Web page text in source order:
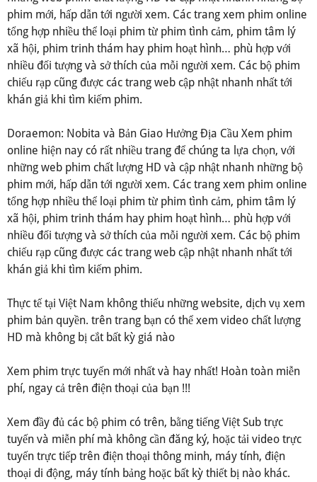
phim mới, hấp dẫn tới người xem. Các trang xem phim online
tổng hợp nhiều thể loại phim từ phim tình cảm, phim tâm lý
xã hội, phim trinh thám hay phim hoạt hình… phù hợp với
nhiều đối tượng và sở thích của mỗi người xem. Các bộ phim
chiếu rạp cũng được các trang web cập nhật nhanh nhất tới
khán giả khi tìm kiếm phim.
Doraemon: Nobita và Bản Giao Hưởng Địa Cầu Xem phim
online hiện nay có rất nhiều trang để chúng ta lựa chọn, với
những web phim chất lượng HD và cập nhật nhanh những bộ
phim mới, hấp dẫn tới người xem. Các trang xem phim online
tổng hợp nhiều thể loại phim từ phim tình cảm, phim tâm lý
xã hội, phim trinh thám hay phim hoạt hình… phù hợp với
nhiều đối tượng và sở thích của mỗi người xem. Các bộ phim
chiếu rạp cũng được các trang web cập nhật nhanh nhất tới
khán giả khi tìm kiếm phim.
Thực tế tại Việt Nam không thiếu những website, dịch vụ xem
phim bản quyền. trên trang bạn có thể xem video chất lượng
HD mà không bị cắt bất kỳ giá nào
Xem phim trực tuyến mới nhất và hay nhất! Hoàn toàn miễn
phí, ngay cả trên điện thoại của bạn !!!
Xem đầy đủ các bộ phim có trên, bằng tiếng Việt Sub trực
tuyến và miễn phí mà không cần đăng ký, hoặc tải video trực
tuyến trực tiếp trên điện thoại thông minh, máy tính, điện
thoại di động, máy tính bảng hoặc bất kỳ thiết bị nào khác.